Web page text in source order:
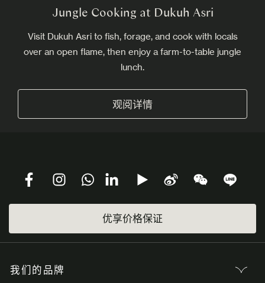
Jungle Cooking at Dukuh Asri
Visit Dukuh Asri to fish, forage, and cook with locals
over an open flame, then enjoy a farm-to-table jungle
lunch.
观阅详情
优享价格保证
我们的品牌